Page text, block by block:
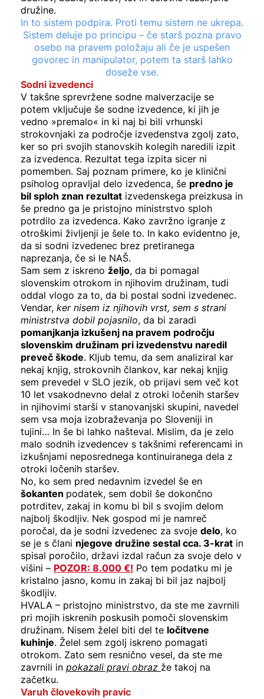
družine.
In to sistem podpira. Proti temu sistem ne ukrepa.
Sistem deluje po principu – če starš pozna pravo
osebo na pravem položaju ali če je uspešen
govorec in manipulator, potem ta starš lahko
doseže vse.
Sodni izvedenci
V takšne sprevržene sodne malverzacije se
potem vključuje še sodne izvedence, ki jih je
vedno »premalo« in ki naj bi bili vrhunski
strokovnjaki za področje izvedenstva zgolj zato,
ker so pri svojih stanovskih kolegih naredili izpit
za izvedenca. Rezultat tega izpita sicer ni
pomemben. Saj poznam primere, ko je klinični
psiholog opravljal delo izvedenca, še predno je
bil sploh znan rezultat izvedenskega preizkusa in
še predno ga je pristojno ministrstvo sploh
potrdilo za izvedenca. Kako zavržno igranje z
otroškimi življenji je šele to. In kako evidentno je,
da si sodni izvedenec brez pretiranega
naprezanja, če si le NAŠ.
Sam sem z iskreno željo, da bi pomagal
slovenskim otrokom in njihovim družinam, tudi
oddal vlogo za to, da bi postal sodni izvedenec.
Vendar, ker nisem iz njihovih vrst, sem s strani
ministrstva dobil pojasnilo, da bi zaradi
pomanjkanja izkušenj na pravem področju
slovenskim družinam pri izvedenstvu naredil
preveč škode. Kljub temu, da sem analiziral kar
nekaj knjig, strokovnih člankov, kar nekaj knjig
sem prevedel v SLO jezik, ob prijavi sem več kot
10 let vsakodnevno delal z otroki ločenih staršev
in njihovimi starši v stanovanjski skupini, navedel
sem vsa moja izobraževanja po Sloveniji in
tujini… In še bi lahko našteval. Mislim, da je zelo
malo sodnih izvedencev s takšnimi referencami in
izkušnjami neposrednega kontinuiranega dela z
otroki ločenih staršev.
No, ko sem pred nedavnim izvedel še en
šokanten podatek, sem dobil še dokončno
potrditev, zakaj in komu bi bil s svojim delom
najbolj škodljiv. Nek gospod mi je namreč
poročal, da je sodni izvedenec za svoje delo, ko
se je s člani njegove družine sestal cca. 3-krat in
spisal poročilo, državi izdal račun za svoje delo v
višini – POZOR: 8.000 €! Po tem podatku mi je
kristalno jasno, komu in zakaj bi bil jaz najbolj
škodljiv.
HVALA – pristojno ministrstvo, da ste me zavrnili
pri mojih iskrenih poskusih pomoči slovenskim
družinam. Nisem želel biti del te ločitvene
kuhinje. Želel sem zgolj iskreno pomagati
otrokom. Zato sem resnično vesel, da ste me
zavrnili in pokazali pravi obraz že takoj na
začetku.
Varuh človekovih pravic